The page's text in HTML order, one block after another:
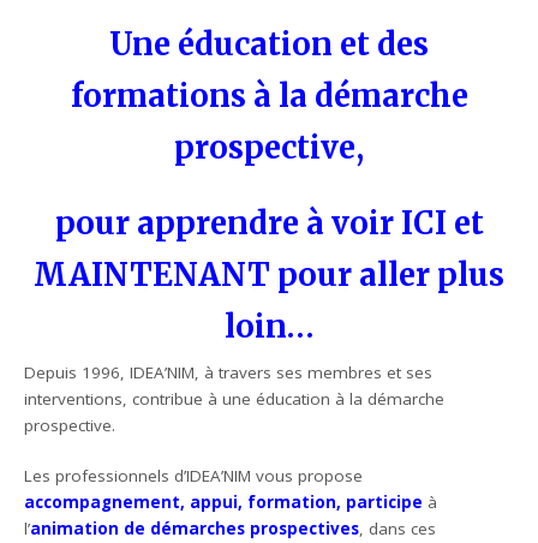
Une éducation et des
formations à la démarche
prospective,
pour apprendre à voir ICI et
MAINTENANT pour aller plus
loin…
Depuis 1996, IDEA’NIM, à travers ses membres et ses
interventions, contribue à une éducation à la démarche
prospective.
Les professionnels d’IDEA’NIM vous propose
accompagnement, appui, formation, participe à
l’animation de démarches prospectives, dans ces